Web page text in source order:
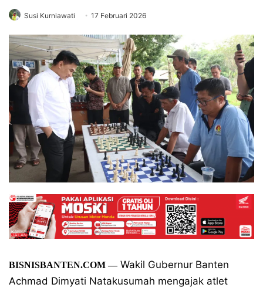
Susi Kurniawati 17 Februari 2026
BISNISBANTEN.COM—Wakil Gubernur Banten
Achmad Dimyati Natakusumah mengajak atlet